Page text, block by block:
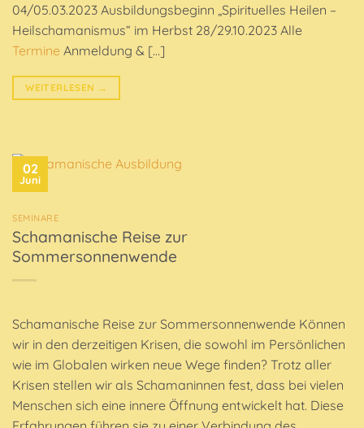
04/05.03.2023 Ausbildungsbeginn „Spirituelles Heilen –
Heilschamanismus“ im Herbst 28/29.10.2023 Alle
Termine Anmeldung & […]
WEITERLESEN →
02
Juni
SEMINARE
Schamanische Reise zur
Sommersonnenwende
Schamanische Reise zur Sommersonnenwende Können
wir in den derzeitigen Krisen, die sowohl im Persönlichen
wie im Globalen wirken neue Wege finden? Trotz aller
Krisen stellen wir als Schamaninnen fest, dass bei vielen
Menschen sich eine innere Öffnung entwickelt hat. Diese